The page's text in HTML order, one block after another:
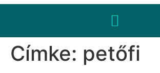
Címke: petőfi